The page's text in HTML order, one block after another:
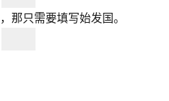
那只需要填写始发国。